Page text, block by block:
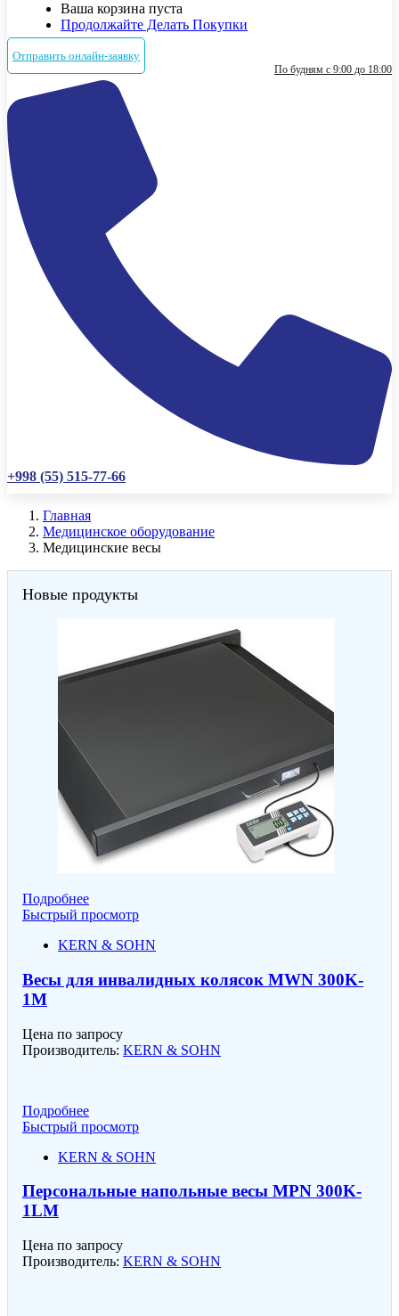
Ваша корзина пуста
Продолжайте Делать Покупки
Отправить онлайн-заявку
По будням с 9:00 до 18:00
+998 (55) 515-77-66
Главная
Медицинское оборудование
Медицинские весы
Новые продукты
Подробнее
Быстрый просмотр
KERN & SOHN
Весы для инвалидных колясок MWN 300K-
1M
Цена по запросу
Производитель: KERN & SOHN
Подробнее
Быстрый просмотр
KERN & SOHN
Персональные напольные весы MPN 300K-
1LM
Цена по запросу
Производитель: KERN & SOHN